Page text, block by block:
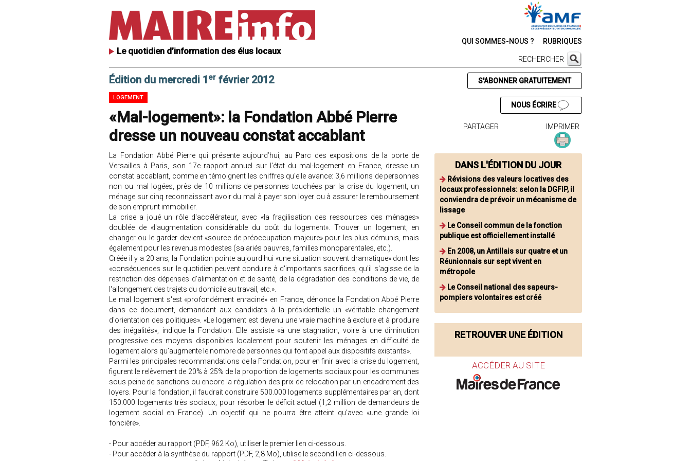
Le quotidien d’information des élus locaux
QUI SOMMES-NOUS ? RUBRIQUES
RECHERCHER
Édition du mercredi 1 er février 2012
LOGEMENT
«Mal-logement»: la Fondation Abbé Pierre
dresse un nouveau constat accablant
La Fondation Abbé Pierre qui présente aujourd’hui, au Parc des expositions de la porte de
Versailles à Paris, son 17e rapport annuel sur l'état du mal-logement en France, dresse un
constat accablant, comme en témoignent les chiffres qu'elle avance: 3,6 millions de personnes
non ou mal logées, près de 10 millions de personnes touchées par la crise du logement, un
ménage sur cinq reconnaissant avoir du mal à payer son loyer ou à assurer le remboursement
de son emprunt immobilier.
La crise a joué un rôle d'accélérateur, avec «la fragilisation des ressources des ménages»
doublée de «l'augmentation considérable du coût du logement». Trouver un logement, en
changer ou le garder devient «source de préoccupation majeure» pour les plus démunis, mais
également pour les revenus modestes (salariés pauvres, familles monoparentales, etc.).
Créée il y a 20 ans, la Fondation pointe aujourd'hui «une situation souvent dramatique» dont les
«conséquences sur le quotidien peuvent conduire à d'importants sacrifices, qu'il s'agisse de la
restriction des dépenses d'alimentation et de santé, de la dégradation des conditions de vie, de
l'allongement des trajets du domicile au travail, etc.».
Le mal logement s'est «profondément enraciné» en France, dénonce la Fondation Abbé Pierre
dans ce document, demandant aux candidats à la présidentielle un «véritable changement
d'orientation des politiques». «Le logement est devenu une vraie machine à exclure et à produire
des inégalités», indique la Fondation. Elle assiste «à une stagnation, voire à une diminution
progressive des moyens disponibles localement pour soutenir les ménages en difficulté de
logement alors qu’augmente le nombre de personnes qui font appel aux dispositifs existants».
Parmi les principales recommandations de la Fondation, pour en finir avec la crise du logement,
figurent le relèvement de 20% à 25% de la proportion de logements sociaux pour les communes
sous peine de sanctions ou encore la régulation des prix de relocation par un encadrement des
loyers. Pour la fondation, il faudrait construire 500.000 logements supplémentaires par an, dont
150.000 logements très sociaux, pour résorber le déficit actuel (1,2 million de demandeurs de
logement social en France). Un objectif qui ne pourra être atteint qu'avec «une grande loi
foncière».
- Pour accéder au rapport (PDF, 962 Ko), utiliser le premier lien ci-dessous.
- Pour accéder à la synthèse du rapport (PDF, 2,8 Mo), utilise le second lien ci-dessous.
S'ABONNER GRATUITEMENT
NOUS ÉCRIRE
PARTAGER IMPRIMER
DANS L'ÉDITION DU JOUR
Révisions des valeurs locatives des
locaux professionnels: selon la DGFIP, il
conviendra de prévoir un mécanisme de
lissage
Le Conseil commun de la fonction
publique est officiellement installé
En 2008, un Antillais sur quatre et un
Réunionnais sur sept vivent en
métropole
Le Conseil national des sapeurs-
pompiers volontaires est créé
RETROUVER UNE ÉDITION
ACCÉDER AU SITE